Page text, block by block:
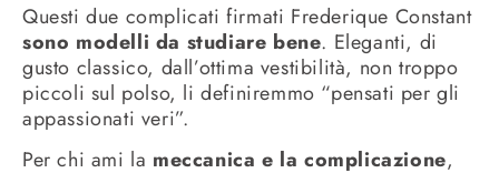
Questi due complicati firmati Frederique Constant
sono modelli da studiare bene. Eleganti, di
gusto classico, dall’ottima vestibilità, non troppo
piccoli sul polso, li definiremmo “pensati per gli
appassionati veri”.
Per chi ami la meccanica e la complicazione,